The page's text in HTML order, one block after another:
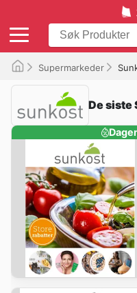
Supermarkeder
De siste